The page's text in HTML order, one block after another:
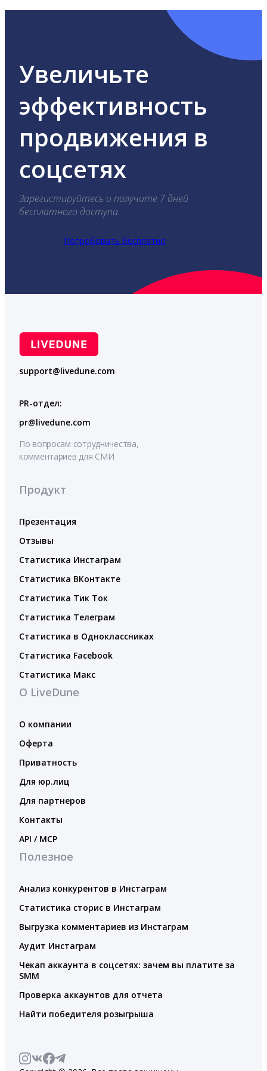
Увеличьте
эффективность
продвижения в
соцсетях
Зарегистируйтесь и получите 7 дней
бесплатного доступа.
Попробовать бесплатно
support@livedune.com
PR-отдел:
pr@livedune.com
По вопросам сотрудничества,
комментариев для СМИ
Продукт
Презентация
Отзывы
Статистика Инстаграм
Статистика ВКонтакте
Статистика Тик Ток
Статистика Телеграм
Статистика в Одноклассниках
Статистика Facebook
Статистика Макс
О LiveDune
О компании
Оферта
Приватность
Для юр.лиц
Для партнеров
Контакты
API / MCP
Полезное
Анализ конкурентов в Инстаграм
Статистика сторис в Инстаграм
Выгрузка комментариев из Инстаграм
Аудит Инстаграм
Чекап аккаунта в соцсетях: зачем вы платите за
SMM
Проверка аккаунтов для отчета
Найти победителя розыгрыша